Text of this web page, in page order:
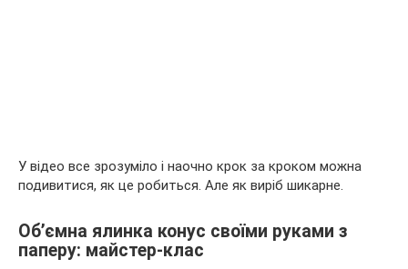
У відео все зрозуміло і наочно крок за кроком можна
подивитися, як це робиться. Але як виріб шикарне.
Об’ємна ялинка конус своїми руками з
паперу: майстер-клас